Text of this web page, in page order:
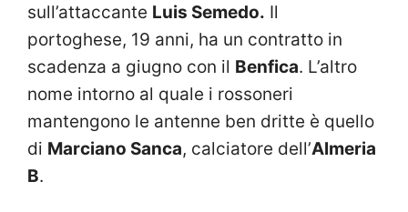
sull’attaccante Luis Semedo. Il
portoghese, 19 anni, ha un contratto in
scadenza a giugno con il Benfica. L’altro
nome intorno al quale i rossoneri
mantengono le antenne ben dritte è quello
di Marciano Sanca, calciatore dell’Almeria
B.